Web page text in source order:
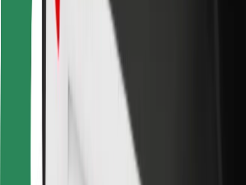
Za vozače
Za dostavljače
Bolt Food
Za vlasnike flota
Za restorane
Bolt for Business